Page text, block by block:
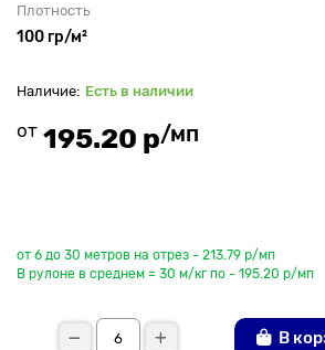
Плотность
100 гр/м²
Есть в наличии
от 195.20 р/мп
от 6 до 30 метров на отрез - 213.79 р/мп
В рулоне в среднем = 30 м/кг по - 195.20 р/мп
В